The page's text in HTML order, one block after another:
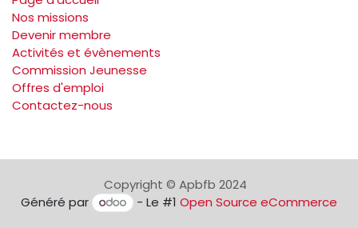
Nos missions
Devenir membre
Activités et évènements
Commission Jeunesse
Offres d'emploi
Contactez-nous
Copyright © Apbfb 2024
Généré par
- Le #1 Open Source eCommerce